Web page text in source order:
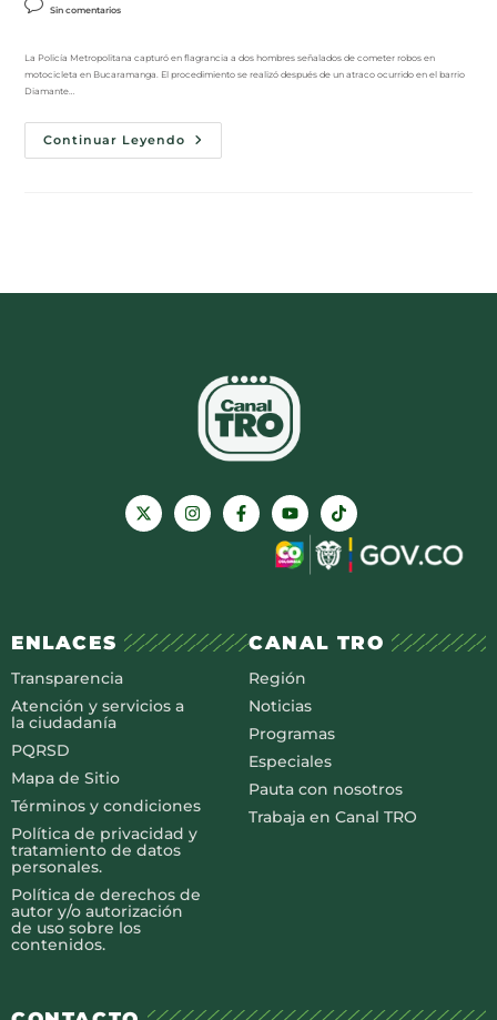
Sin comentarios
La Policía Metropolitana capturó en flagrancia a dos hombres señalados de cometer robos en
motocicleta en Bucaramanga. El procedimiento se realizó después de un atraco ocurrido en el barrio
Diamante…
Continuar Leyendo
ENLACES
Transparencia
Atención y servicios a
la ciudadanía
PQRSD
Mapa de Sitio
Términos y condiciones
Política de privacidad y
tratamiento de datos
personales.
Política de derechos de
autor y/o autorización
de uso sobre los
contenidos.
CANAL TRO
Región
Noticias
Programas
Especiales
Pauta con nosotros
Trabaja en Canal TRO